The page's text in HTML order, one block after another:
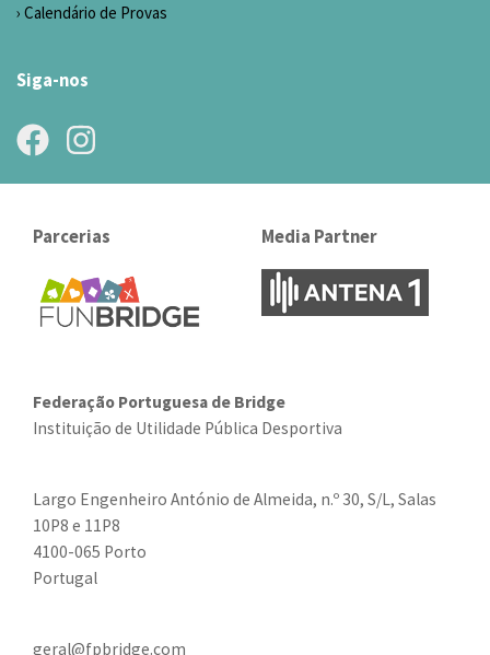
Calendário de Provas
Siga-nos
Parcerias Media Partner
Federação Portuguesa de Bridge
Instituição de Utilidade Pública Desportiva
Largo Engenheiro António de Almeida, n.º 30, S/L, Salas
10P8 e 11P8
4100-065 Porto
Portugal
geral@fpbridge.com